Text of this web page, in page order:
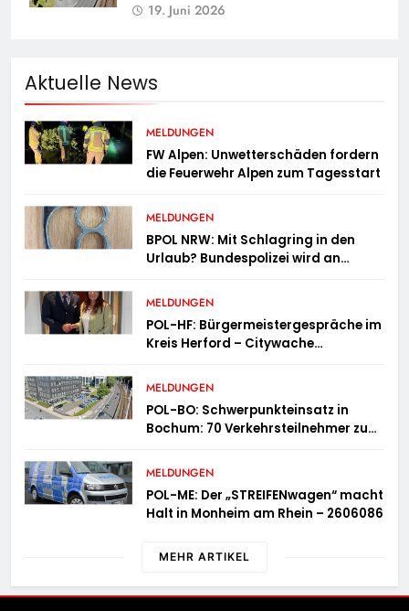
19. Juni 2026
Aktuelle News
MELDUNGEN
FW Alpen: Unwetterschäden fordern
die Feuerwehr Alpen zum Tagesstart
MELDUNGEN
BPOL NRW: Mit Schlagring in den
Urlaub? Bundespolizei wird an
MELDUNGEN
POL-HF: Bürgermeistergespräche im
Kreis Herford – Citywache
Zusammenarbeit in Herford
MELDUNGEN
POL-BO: Schwerpunkteinsatz in
Bochum: 70 Verkehrsteilnehmer zu
MELDUNGEN
POL-ME: Der „STREIFENwagen“ macht
Halt in Monheim am Rhein – 2606086
MEHR ARTIKEL